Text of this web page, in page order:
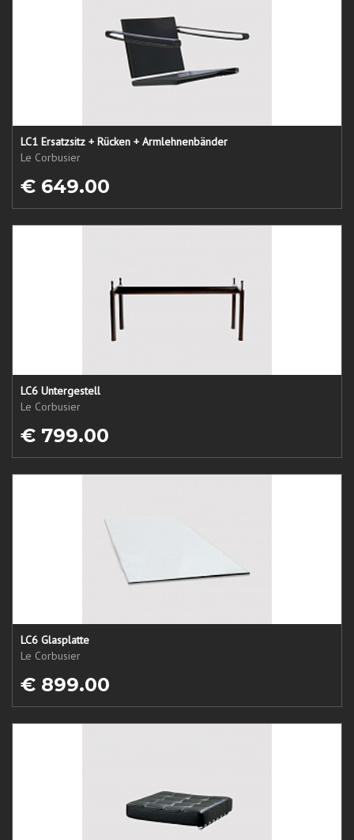
LC1 Ersatzsitz + Rücken + Armlehnenbänder
Le Corbusier
€ 649.00
LC6 Untergestell
Le Corbusier
€ 799.00
LC6 Glasplatte
Le Corbusier
€ 899.00